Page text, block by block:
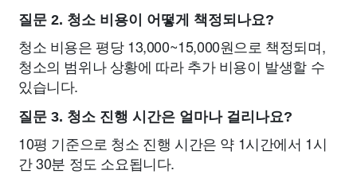
질문 2. 청소 비용이 어떻게 책정되나요?
청소 비용은 평당 13,000~15,000원으로 책정되며,
청소의 범위나 상황에 따라 추가 비용이 발생할 수
있습니다.
질문 3. 청소 진행 시간은 얼마나 걸리나요?
10평 기준으로 청소 진행 시간은 약 1시간에서 1시
간 30분 정도 소요됩니다.